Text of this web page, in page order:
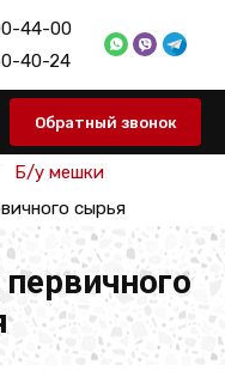
44-00
40-24
Обратный звонок
Б/у мешки
сырья